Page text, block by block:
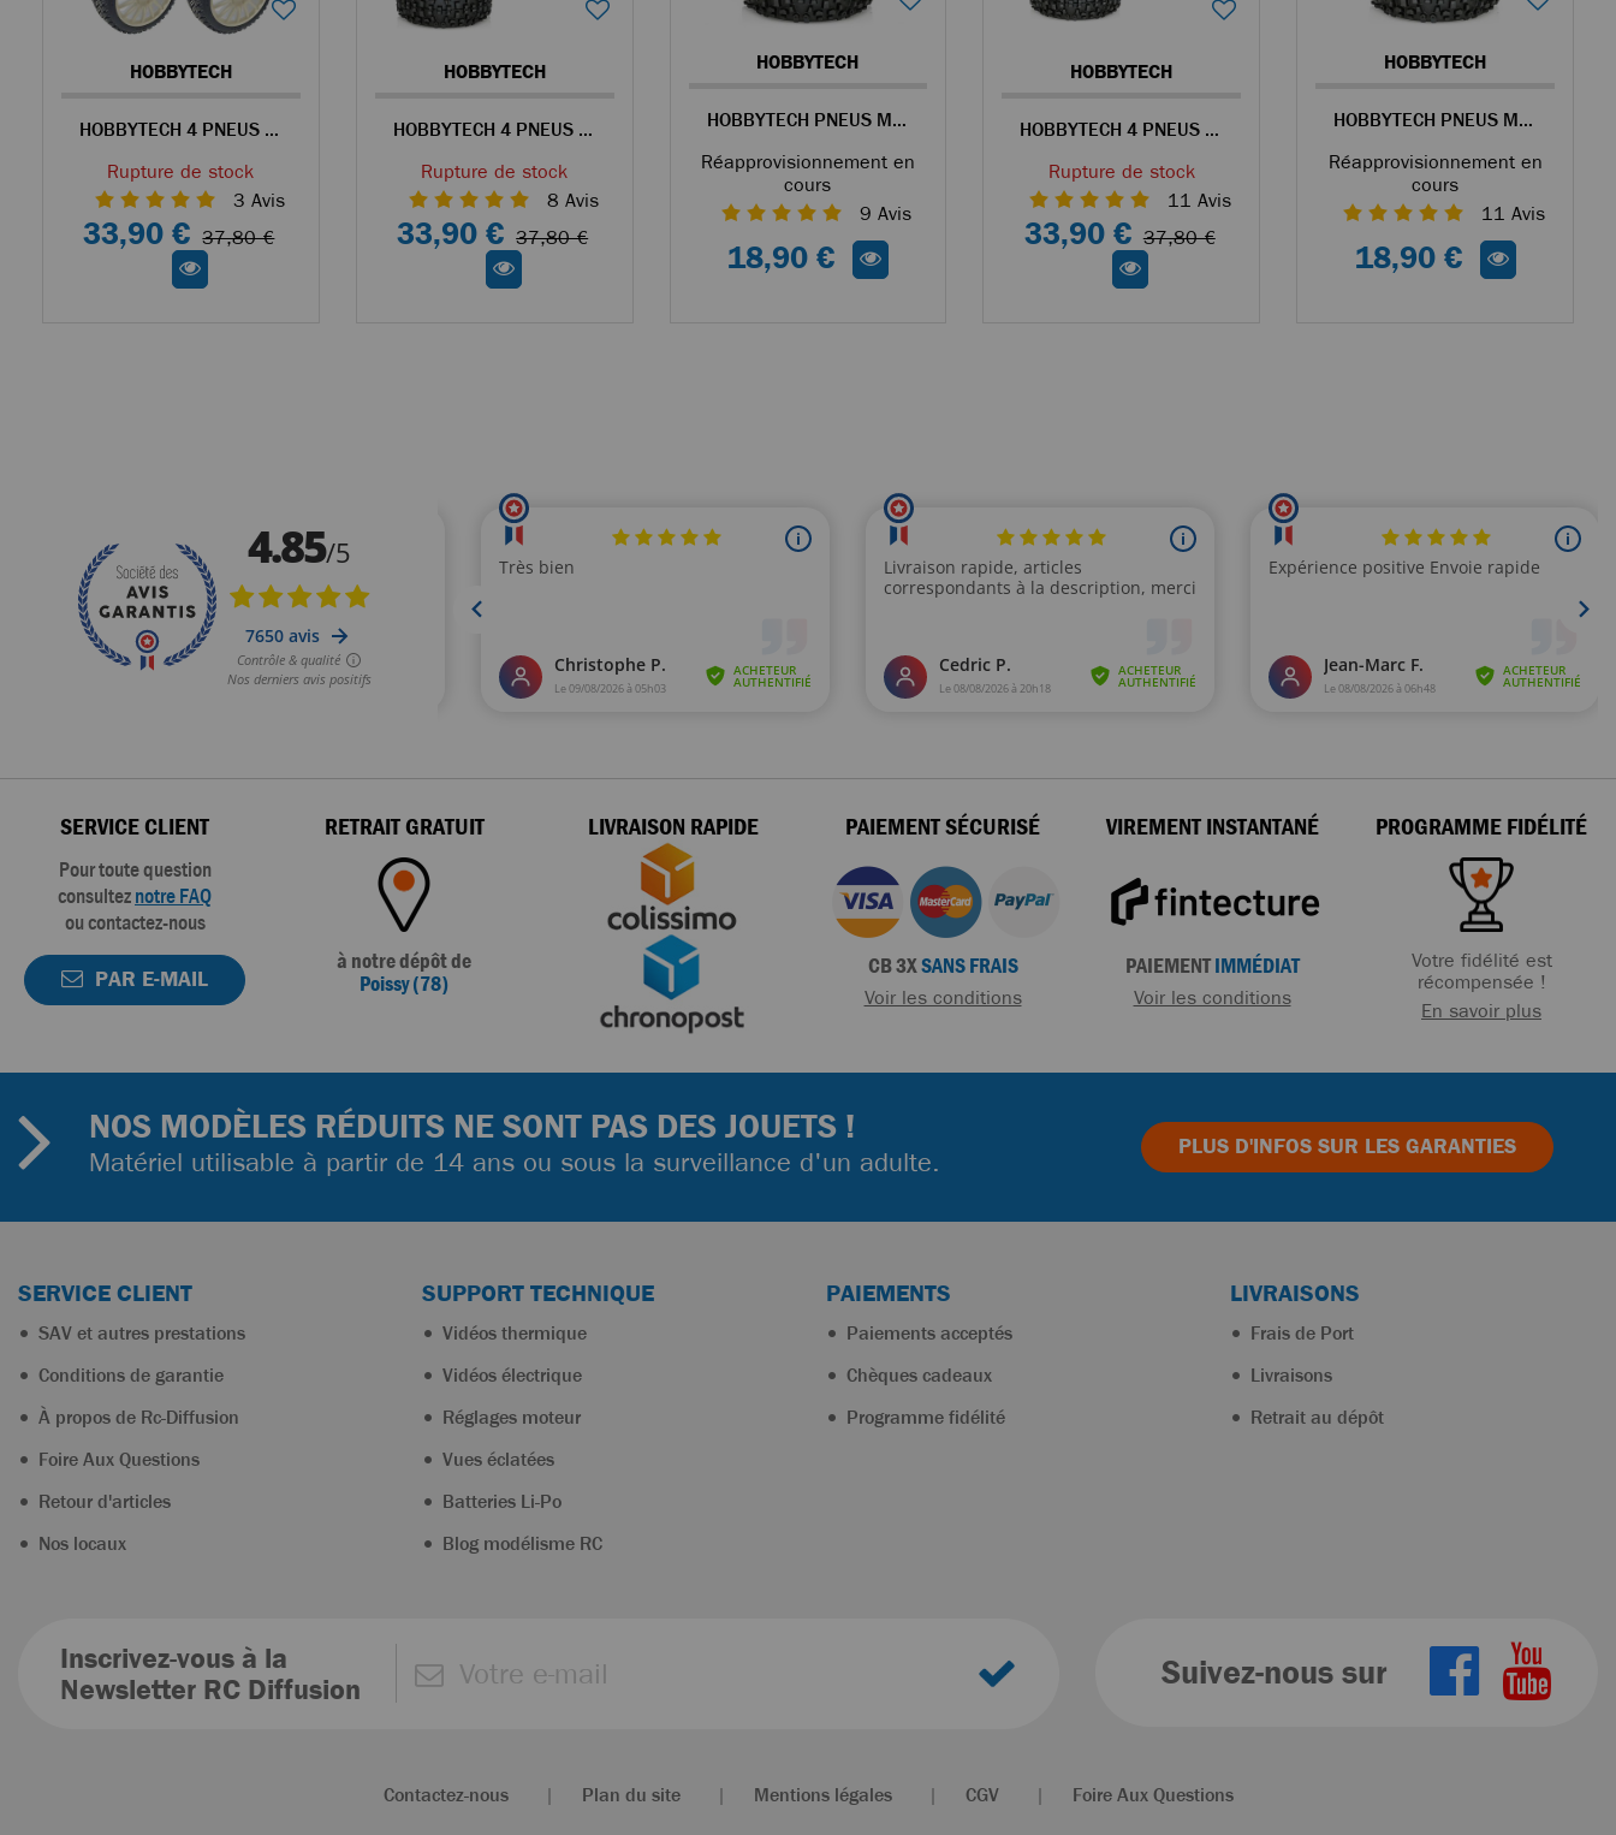
HOBBYTECH
HOBBYTECH 4 PNEUS RALLYCROSS COLLÉS SUR JANTES BLANCHES POUR BUGGY 1/8
Rupture de stock
3 Avis
33,90 € 37,80 €
HOBBYTECH
HOBBYTECH 4 PNEUS MAXI CROSS COLLÉS SUR JANTES BLANCHES POUR BUGGY 1/8
Rupture de stock
8 Avis
33,90 € 37,80 €
HOBBYTECH
HOBBYTECH PNEUS MAXI CROSS COLLÉS SUR JANTES BLANCHES POUR BUGGY 1/8
Réapprovisionnement en
cours
9 Avis
18,90 €
HOBBYTECH
HOBBYTECH 4 PNEUS MAXI CROSS COLLÉS SUR JANTES NOIRES POUR BUGGY 1/8
Rupture de stock
11 Avis
33,90 € 37,80 €
HOBBYTECH
HOBBYTECH PNEUS MAXI CROSS COLLÉS SUR JANTES NOIRES POUR BUGGY 1/8
Réapprovisionnement en
cours
11 Avis
18,90 €
SERVICE CLIENT
Pour toute question
consulteznotre FAQ
ou contactez-nous
PAR E-MAIL
RETRAIT GRATUIT
à notre dépôt de
Poissy (78)
LIVRAISON RAPIDE PAIEMENT SÉCURISÉ
CB 3XSANS FRAIS
Voir les conditions
VIREMENT INSTANTANÉ
PAIEMENTIMMÉDIAT
Voir les conditions
PROGRAMME FIDÉLITÉ
Votre fidélité est
récompensée !
En savoir plus
NOS MODÈLES RÉDUITS NE SONT PAS DES JOUETS !
Matériel utilisable à partir de 14 ans ou sous la surveillance d'un adulte.
PLUS D'INFOSSUR LES GARANTIES
SERVICE CLIENT
SAV et autres prestations
Conditions de garantie
À propos de Rc-Diffusion
Foire Aux Questions
Retour d'articles
Nos locaux
SUPPORT TECHNIQUE
Vidéos thermique
Vidéos électrique
Réglages moteur
Vues éclatées
Batteries Li-Po
Blog modélisme RC
PAIEMENTS
Paiements acceptés
Chèques cadeaux
Programme fidélité
LIVRAISONS
Frais de Port
Livraisons
Retrait au dépôt
Inscrivez-vous à la
Newsletter RC Diffusion
Suivez-nous sur
Contactez-nous | Plan du site | Mentions légales | CGV | Foire Aux Questions